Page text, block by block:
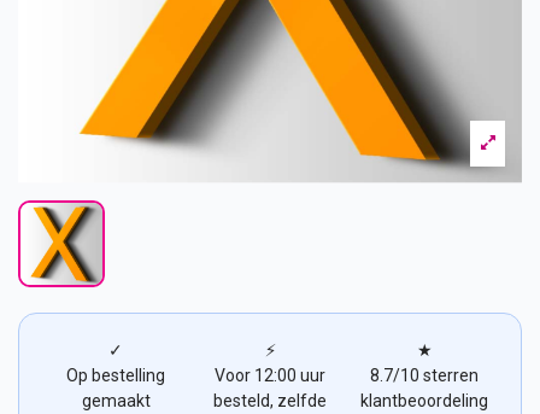
✓
Op bestelling
gemaakt
⚡
Voor 12:00 uur
besteld, zelfde
★
8.7/10 sterren
klantbeoordeling